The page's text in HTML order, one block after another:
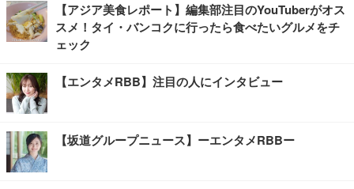
【アジア美食レポート】編集部注目のYouTuberがオス
スメ！タイ・バンコクに行ったら食べたいグルメをチ
ェック
【エンタメRBB】注目の人にインタビュー
【坂道グループニュース】ーエンタメRBBー